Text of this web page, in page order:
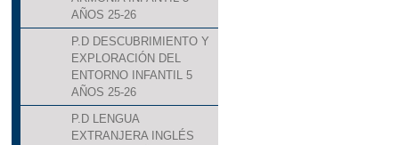
AÑOS 25-26
P.D DESCUBRIMIENTO Y
EXPLORACIÓN DEL
ENTORNO INFANTIL 5
AÑOS 25-26
P.D LENGUA
EXTRANJERA INGLÉS